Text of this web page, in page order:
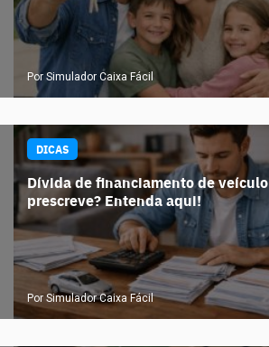
Por Simulador Caixa Fácil
DICAS
Dívida de financiamento de veículo
prescreve? Entenda aqui!
Por Simulador Caixa Fácil